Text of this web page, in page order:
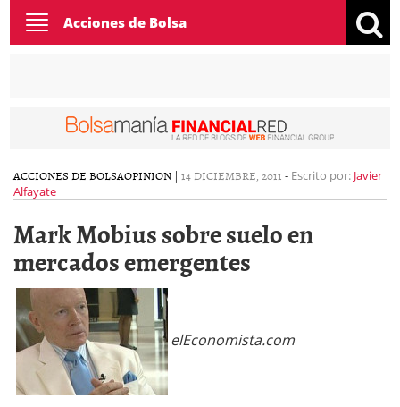
Toggle
navigation
Acciones de Bolsa
ACCIONES DE BOLSAOPINION | 14 DICIEMBRE, 2011 - Escrito por: Javier
Alfayate
Mark Mobius sobre suelo en
mercados emergentes
elEconomista.com